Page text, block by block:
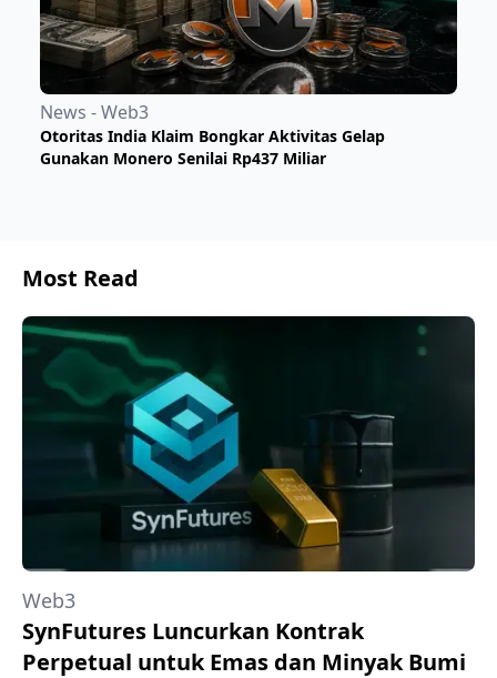
News - Web3
Otoritas India Klaim Bongkar Aktivitas Gelap
Gunakan Monero Senilai Rp437 Miliar
Most Read
Web3
SynFutures Luncurkan Kontrak
Perpetual untuk Emas dan Minyak Bumi